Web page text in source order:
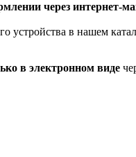
через интернет-
устройства в нашем
в электронном виде